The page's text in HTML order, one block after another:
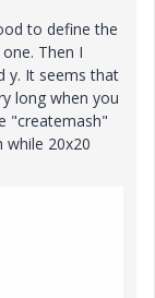
to define the
Then I
y. It seems that
long when you
"createmash"
while 20x20